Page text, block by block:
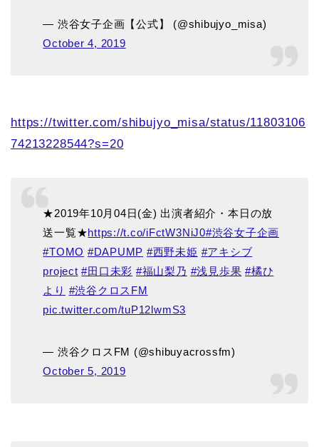
— 渋谷女子企画【公式】 (@shibujyo_misa)
October 4, 2019
https://twitter.com/shibujyo_misa/status/11803106
74213228544?s=20
★2019年10月04日(金) 出演者紹介・本日の放
送一覧★https://t.co/iFctW3NiJ0#渋谷女子企画
#TOMO #DAPUMP #西野未姫 #アキシブ
project #田口未彩 #福山梨乃 #浅見歩果 #橘ひ
より #渋谷クロスFM
pic.twitter.com/tuP12lwmS3
— 渋谷クロスFM (@shibuyacrossfm)
October 5, 2019